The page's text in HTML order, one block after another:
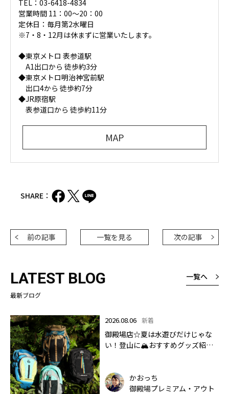
TEL：03-6418-4834
営業時間 11：00～20：00
定休日：毎月第2水曜日
※7・8・12月は休まずに営業いたします。
◆東京メトロ 表参道駅
A1出口から 徒歩約3分
◆東京メトロ明治神宮前駅
出口4から 徒歩約7分
◆JR原宿駅
表参道口から 徒歩約11分
MAP
SHARE：
前の記事 一覧を見る 次の記事
LATEST BLOG
最新ブログ
一覧へ
2026.08.06 新着
御殿場店☆夏は水遊びだけじゃな
い！登山に🏔おすすめグッズ紹介
かおっち
御殿場プレミアム・アウト